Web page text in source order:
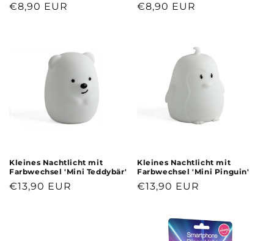
Normaler
€8,90 EUR
Normaler
€8,90 EUR
Kleines Nachtlicht mit
Farbwechsel 'Mini Teddybär'
Normaler
€13,90 EUR
Kleines Nachtlicht mit
Farbwechsel 'Mini Pinguin'
Normaler
€13,90 EUR